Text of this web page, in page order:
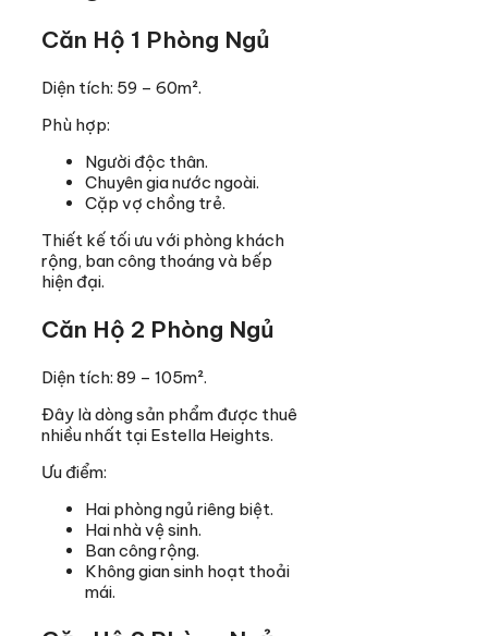
Căn Hộ 1 Phòng Ngủ
Diện tích: 59 – 60m².
Phù hợp:
Người độc thân.
Chuyên gia nước ngoài.
Cặp vợ chồng trẻ.
Thiết kế tối ưu với phòng khách
rộng, ban công thoáng và bếp
hiện đại.
Căn Hộ 2 Phòng Ngủ
Diện tích: 89 – 105m².
Đây là dòng sản phẩm được thuê
nhiều nhất tại Estella Heights.
Ưu điểm:
Hai phòng ngủ riêng biệt.
Hai nhà vệ sinh.
Ban công rộng.
Không gian sinh hoạt thoải
mái.